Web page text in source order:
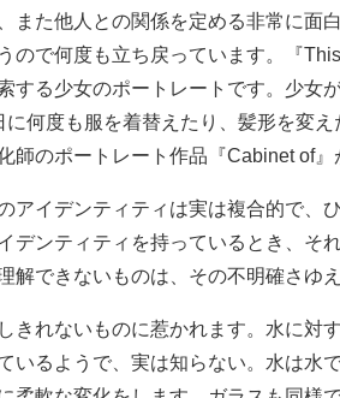
また他人との関係を定める非常に面
ので何度も立ち戻っています。『
する少女のポートレートです。少女
に何度も服を着替えたり、髪形を変
師のポートレート作品『Cabinet of』
アイデンティティは実は複合的で、
デンティティを持っているとき、そ
解できないものは、その不明確さゆ
しきれないものに惹かれます。水に
いるようで、実は知らない。水は水